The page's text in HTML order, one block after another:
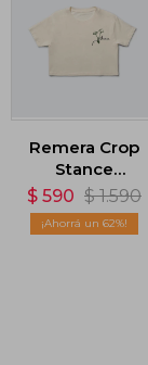
Remera Crop
Stance
Shroom Stitch
- Blanco
$ 590 $ 1.590
62